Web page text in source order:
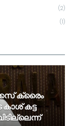
(2)
(1)
ക്രൈം
കട്ട